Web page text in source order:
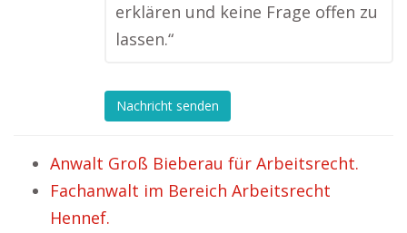
erklären und keine Frage offen zu
lassen.“
Nachricht senden
Anwalt Groß Bieberau für Arbeitsrecht.
Fachanwalt im Bereich Arbeitsrecht
Hennef.